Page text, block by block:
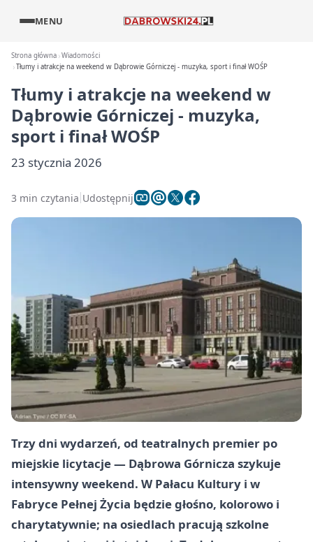
MENU
Strona główna Wiadomości
Tłumy i atrakcje na weekend w Dąbrowie Górniczej - muzyka, sport i finał WOŚP
Tłumy i atrakcje na weekend w
Dąbrowie Górniczej - muzyka,
sport i finał WOŚP
23 stycznia 2026
3 min czytania Udostępnij
Trzy dni wydarzeń, od teatralnych premier po
miejskie licytacje — Dąbrowa Górnicza szykuje
intensywny weekend. W Pałacu Kultury i w
Fabryce Pełnej Życia będzie głośno, kolorowo i
charytatywnie; na osiedlach pracują szkolne